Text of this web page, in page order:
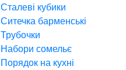
Сталеві кубики
Ситечка барменські
Трубочки
Набори сомельє
Порядок на кухні